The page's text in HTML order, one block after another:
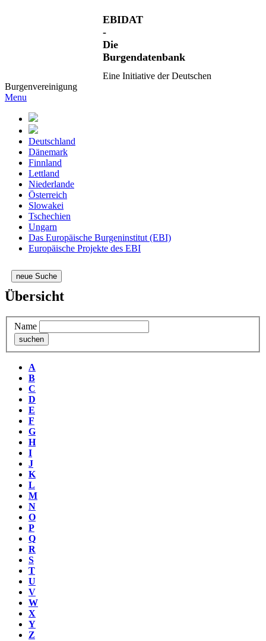
EBIDAT
-
Die
Burgendatenbank
Eine Initiative der Deutschen
Burgenvereinigung
Menu
Deutschland
Dänemark
Finnland
Lettland
Niederlande
Österreich
Slowakei
Tschechien
Ungarn
Das Europäische Burgeninstitut (EBI)
Europäische Projekte des EBI
neue Suche
Übersicht
Name
A
B
C
D
E
F
G
H
I
J
K
L
M
N
O
P
Q
R
S
T
U
V
W
X
Y
Z